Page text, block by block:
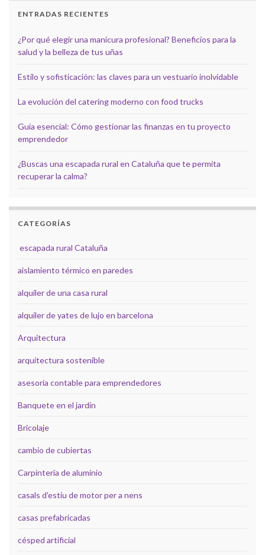
ENTRADAS RECIENTES
¿Por qué elegir una manicura profesional? Beneficios para la
salud y la belleza de tus uñas
Estilo y sofisticación: las claves para un vestuario inolvidable
La evolución del catering moderno con food trucks
Guía esencial: Cómo gestionar las finanzas en tu proyecto
emprendedor
¿Buscas una escapada rural en Cataluña que te permita
recuperar la calma?
CATEGORÍAS
escapada rural Cataluña
aislamiento térmico en paredes
alquiler de una casa rural
alquiler de yates de lujo en barcelona
Arquitectura
arquitectura sostenible
asesoría contable para emprendedores
Banquete en el jardín
Bricolaje
cambio de cubiertas
Carpintería de aluminio
casals d'estiu de motor per a nens
casas prefabricadas
césped artificial